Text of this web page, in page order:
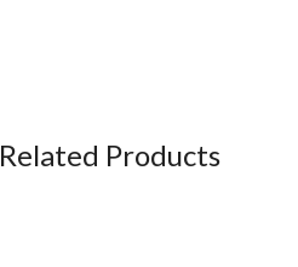
Related Products